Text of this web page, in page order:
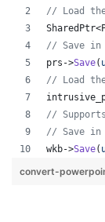
// Load
// Save in
prs->Save(
// Load
//
// Save in
wkb->Save(
convert-